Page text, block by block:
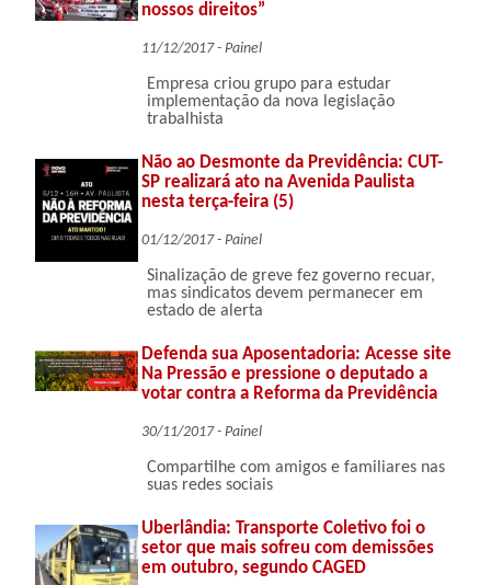
nossos direitos”
11/12/2017 - Painel
Empresa criou grupo para estudar
implementação da nova legislação
trabalhista
Não ao Desmonte da Previdência: CUT-
SP realizará ato na Avenida Paulista
nesta terça-feira (5)
01/12/2017 - Painel
Sinalização de greve fez governo recuar,
mas sindicatos devem permanecer em
estado de alerta
Defenda sua Aposentadoria: Acesse site
Na Pressão e pressione o deputado a
votar contra a Reforma da Previdência
30/11/2017 - Painel
Compartilhe com amigos e familiares nas
suas redes sociais
Uberlândia: Transporte Coletivo foi o
setor que mais sofreu com demissões
em outubro, segundo CAGED